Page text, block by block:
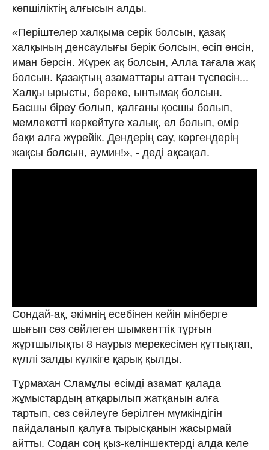
көпшіліктің алғысын алды.
«Періштелер халқыма серік болсын, қазақ
халқының денсаулығы берік болсын, өсіп өнсін,
иман берсін. Жүрек ақ болсын, Алла тағала жақ
болсын. Қазақтың азаматтары аттан түспесін...
Халқы ырысты, береке, ынтымақ болсын.
Басшы біреу болып, қалғаны қосшы болып,
мемлекетті көркейтуге халық, ел болып, өмір
бақи алға жүрейік. Дендерің сау, көргендерің
жақсы болсын, әумин!», - деді ақсақал.
Сондай-ақ, әкімнің есебінен кейін мінберге
шығып сөз сөйлеген шымкенттік тұрғын
жұртшылықты 8 наурыз мерекесімен құттықтап,
күллі залды күлкіге қарық қылды.
Тұрмахан Сламұлы есімді азамат қалада
жұмыстардың атқарылып жатқанын алға
тартып, сөз сөйлеуге берілген мүмкіндігін
пайдаланып қалуға тырысқанын жасырмай
айтты. Содан соң қыз-келіншектерді алда келе